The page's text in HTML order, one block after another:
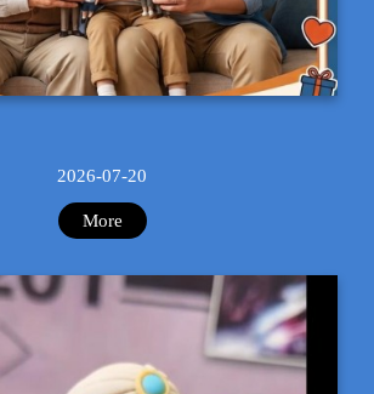
2026-07-20
More